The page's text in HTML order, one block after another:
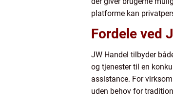
platforme kan
Fordele ved
JW Handel tilbyder
og tjenester til en
assistance. For
uden behov for